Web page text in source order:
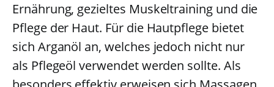
Ernährung, gezieltes Muskeltraining und die
Pflege der Haut. Für die Hautpflege bietet
sich Arganöl an, welches jedoch nicht nur
als Pflegeöl verwendet werden sollte. Als